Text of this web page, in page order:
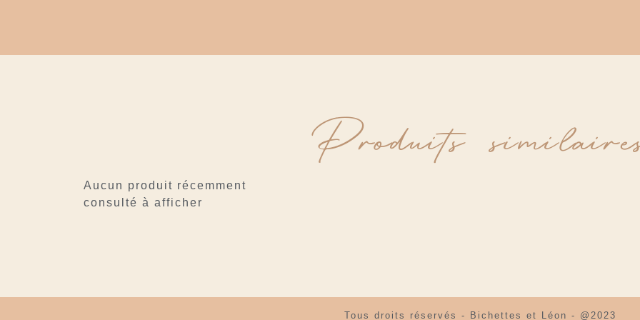
Produits
Aucun produit récemment
consulté à afficher
Tous droits réservés - Bichettes et Léon - @2023